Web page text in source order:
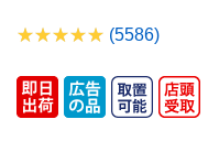
(5586)